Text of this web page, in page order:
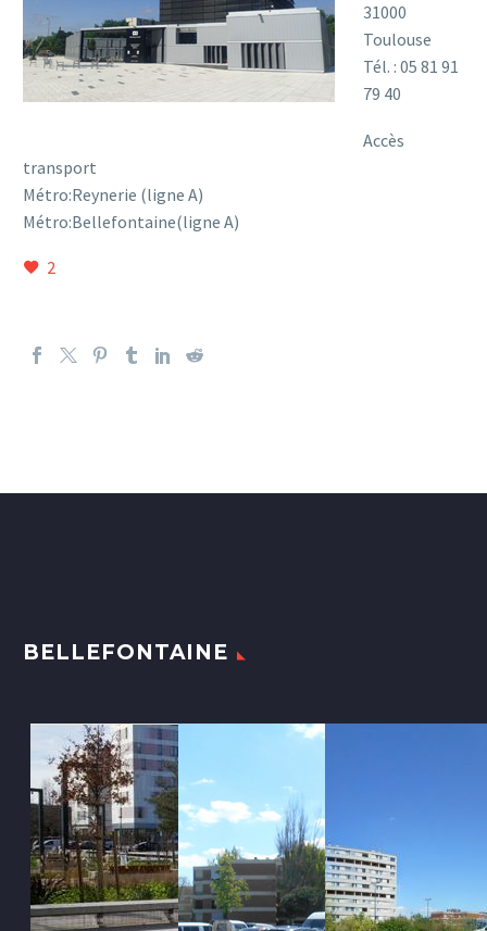
31000
Toulouse
Tél. : 05 81 91
79 40
Accès
transport
Métro:Reynerie (ligne A)
Métro:Bellefontaine(ligne A)
2
BELLEFONTAINE